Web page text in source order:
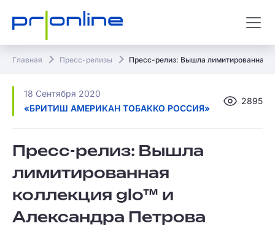
Главная Пресс-релизы Пресс-релиз: Вышла лимитированная
18 Сентября 2020
«БРИТИШ АМЕРИКАН ТОБАККО РОССИЯ»
2895
Пресс-релиз: Вышла
лимитированная
коллекция glo™ и
Александра Петрова